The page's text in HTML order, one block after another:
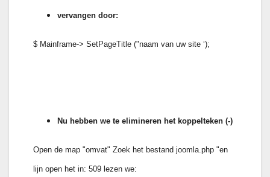
vervangen door:
$ Mainframe-> SetPageTitle ("naam van uw site ‘);
Nu hebben we te elimineren het koppelteken (-)
Open de map "omvat" Zoek het bestand joomla.php "en
lijn open het in: 509 lezen we: